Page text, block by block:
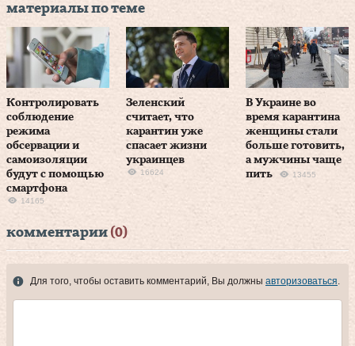
материалы по теме
Контролировать
соблюдение
режима
обсервации и
самоизоляции
будут с помощью
смартфона
14165
Зеленский
считает, что
карантин уже
спасает жизни
украинцев
16624
В Украине во
время карантина
женщины стали
больше готовить,
а мужчины чаще
пить
13455
комментарии(0)
Для того, чтобы оставить комментарий, Вы должны авторизоваться.